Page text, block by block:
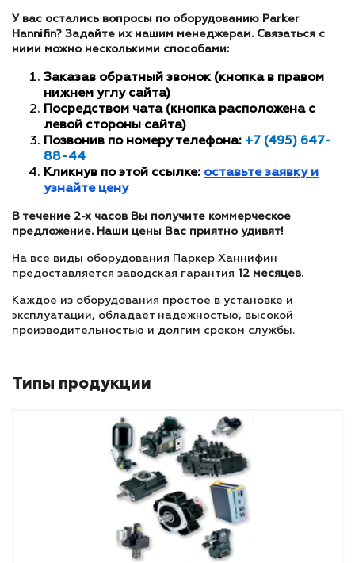
У вас остались вопросы по оборудованию Parker
Hannifin? Задайте их нашим менеджерам. Связаться с
ними можно несколькими способами:
Заказав обратный звонок (кнопка в правом
нижнем углу сайта)
Посредством чата (кнопка расположена с
левой стороны сайта)
Позвонив по номеру телефона: +7 (495) 647-
88-44
Кликнув по этой ссылке: оставьте заявку и
узнайте цену
В течение 2-х часов Вы получите коммерческое
предложение. Наши цены Вас приятно удивят!
На все виды оборудования Паркер Ханнифин
предоставляется заводская гарантия 12 месяцев.
Каждое из оборудования простое в установке и
эксплуатации, обладает надежностью, высокой
производительностью и долгим сроком службы.
Типы продукции